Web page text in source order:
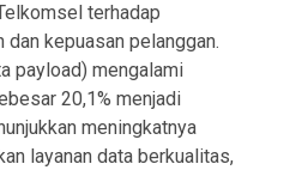
terhadap
kepuasan pelanggan.
payload) mengalami
20,1% menjadi
meningkatnya
layanan data berkualitas,